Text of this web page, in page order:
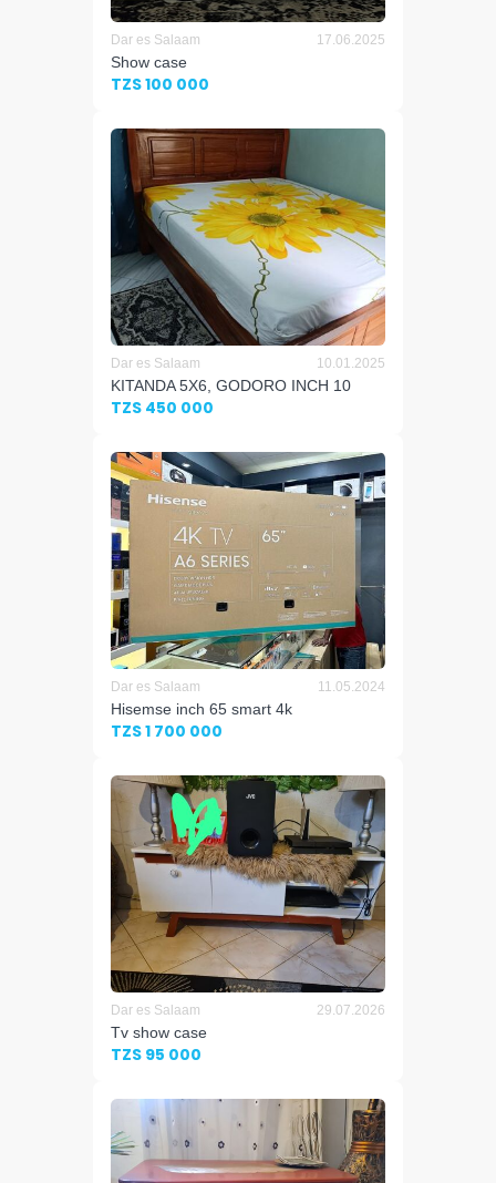
Dar es Salaam 17.06.2025
Show case
TZS 100 000
Dar es Salaam 10.01.2025
KITANDA 5X6, GODORO INCH 10
TZS 450 000
Dar es Salaam 11.05.2024
Hisemse inch 65 smart 4k
TZS 1 700 000
Dar es Salaam 29.07.2026
Tv show case
TZS 95 000